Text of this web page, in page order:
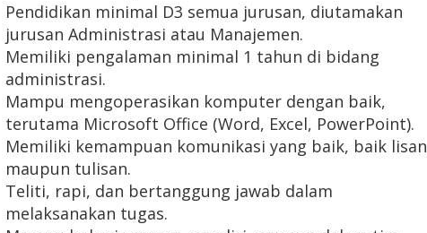
Pendidikan minimal D3 semua jurusan, diutamakan
jurusan Administrasi atau Manajemen.
Memiliki pengalaman minimal 1 tahun di bidang
administrasi.
Mampu mengoperasikan komputer dengan baik,
terutama Microsoft Office (Word, Excel, PowerPoint).
Memiliki kemampuan komunikasi yang baik, baik lisan
maupun tulisan.
Teliti, rapi, dan bertanggung jawab dalam
melaksanakan tugas.